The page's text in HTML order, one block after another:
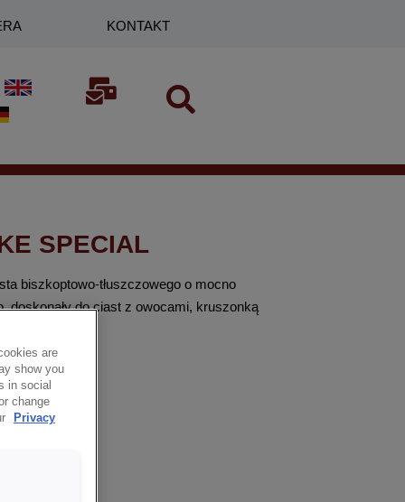
KONTAKT
SPECIAL
biszkoptowo-tłuszczowego o mocno
do ciast z owocami, kruszonką
are
show you
in social
change
Privacy